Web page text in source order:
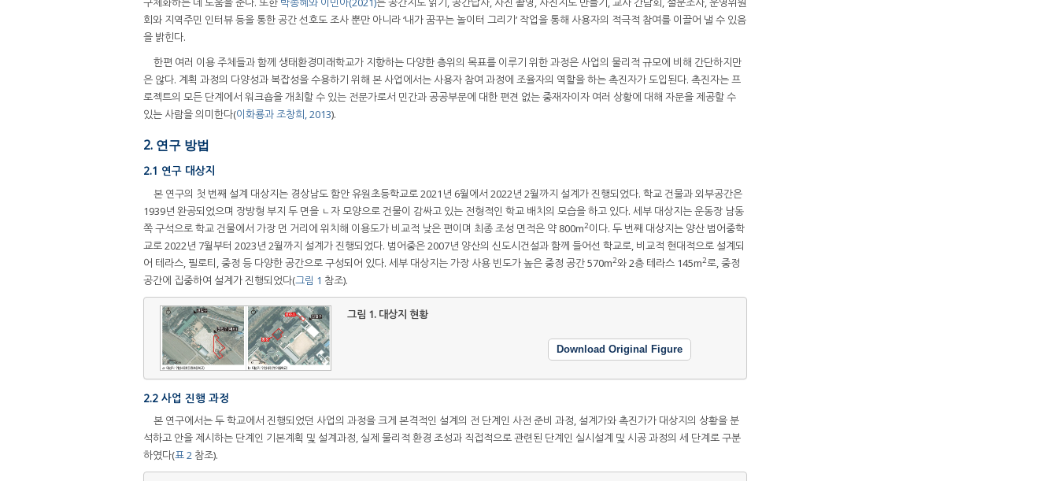
회와 지역주민 인터뷰 등을 통한 공간 선호도 조사 뿐만 아니라 ‘내가 꿈꾸는 놀이터 그리기’ 작업을 통해 사용자의 적극적 참여를 이끌어 낼 수 있음
을 밝힌다.
한편 여러 이용 주체들과 함께 생태환경미래학교가 지향하는 다양한 층위의 목표를 이루기 위한 과정은 사업의 물리적 규모에 비해 간단하지만
은 않다. 계획 과정의 다양성과 복잡성을 수용하기 위해 본 사업에서는 사용자 참여 과정에 조율자의 역할을 하는 촉진자가 도입된다. 촉진자는 프
로젝트의 모든 단계에서 워크숍을 개최할 수 있는 전문가로서 민간과 공공부문에 대한 편견 없는 중재자이자 여러 상황에 대해 자문을 제공할 수
있는 사람을 의미한다(이화룡과 조창희, 2013).
2. 연구 방법
2.1 연구 대상지
본 연구의 첫 번째 설계 대상지는 경상남도 함안 유원초등학교로 2021년 6월에서 2022년 2월까지 설계가 진행되었다. 학교 건물과 외부공간은
1939년 완공되었으며 장방형 부지 두 면을 ㄴ자 모양으로 건물이 감싸고 있는 전형적인 학교 배치의 모습을 하고 있다. 세부 대상지는 운동장 남동
쪽 구석으로 학교 건물에서 가장 먼 거리에 위치해 이용도가 비교적 낮은 편이며 최종 조성 면적은 약 800m2이다. 두 번째 대상지는 양산 범어중학
교로 2022년 7월부터 2023년 2월까지 설계가 진행되었다. 범어중은 2007년 양산의 신도시건설과 함께 들어선 학교로, 비교적 현대적으로 설계되
어 테라스, 필로티, 중정 등 다양한 공간으로 구성되어 있다. 세부 대상지는 가장 사용 빈도가 높은 중정 공간 570m2와 2층 테라스 145m2로, 중정
공간에 집중하여 설계가 진행되었다(그림 1 참조).
그림 1. 대상지 현황
Download Original Figure
2.2 사업 진행 과정
본 연구에서는 두 학교에서 진행되었던 사업의 과정을 크게 본격적인 설계의 전 단계인 사전 준비 과정, 설계가와 촉진가가 대상지의 상황을 분
석하고 안을 제시하는 단계인 기본계획 및 설계과정, 실제 물리적 환경 조성과 직접적으로 관련된 단계인 실시설계 및 시공 과정의 세 단계로 구분
하였다(표 2 참조).